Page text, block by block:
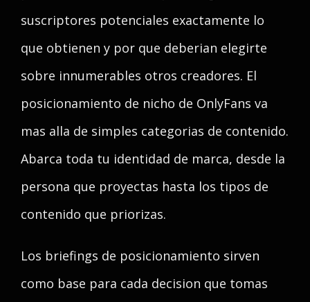
suscriptores potenciales exactamente lo
que obtienen y por que deberian elegirte
sobre innumerables otros creadores. El
posicionamiento de nicho de OnlyFans va
mas alla de simples categorias de contenido.
Abarca toda tu identidad de marca, desde la
persona que proyectas hasta los tipos de
contenido que priorizas.
Los briefings de posicionamiento sirven
como base para cada decision que tomas